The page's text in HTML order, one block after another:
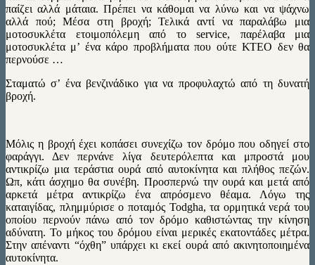
παίζει αλλά μάταια. Πρέπει να κάθομαι να λύνω και να ψάχνω
αλλά πού; Μέσα στη βροχή; Τελικά αντί να παραλάβω μια
μοτοσυκλέτα ετοιμοπόλεμη από το service, παρέλαβα μια
μοτοσυκλέτα μ’ ένα κάρο προβλήματα που ούτε ΚΤΕΟ δεν θα
περνούσε …
Σταματώ σ’ ένα βενζινάδικο για να προφυλαχτώ από τη δυνατή
βροχή.
Μόλις η βροχή έχει κοπάσει συνεχίζω τον δρόμο που οδηγεί στο
φαράγγι. Δεν περνάνε λίγα δευτερόλεπτα και μπροστά μου
αντικρίζω μια τεράστια ουρά από αυτοκίνητα και πλήθος πεζών.
Ωπ, κάτι άσχημο θα συνέβη. Προσπερνώ την ουρά και μετά από
αρκετά μέτρα αντικρίζω ένα απρόσμενο θέαμα. Λόγω της
καταιγίδας, πλημμύρισε ο ποταμός Todgha, τα ορμητικά νερά του
οποίου περνούν πάνω από τον δρόμο καθιστώντας την κίνηση
αδύνατη. Το μήκος του δρόμου είναι μερικές εκατοντάδες μέτρα.
Στην απέναντι “όχθη” υπάρχει κι εκεί ουρά από ακινητοποιημένα
αυτοκίνητα.